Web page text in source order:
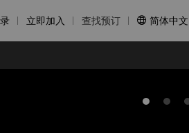
立即加入 查找预订  简体中文